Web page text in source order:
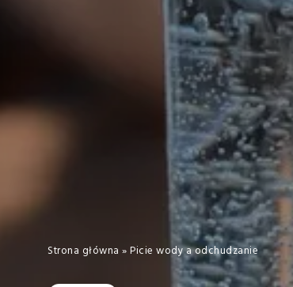
Strona główna »Picie wody a odchudzanie